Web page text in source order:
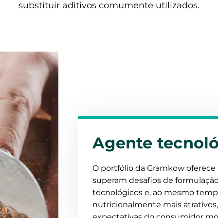
substituir aditivos comumente utilizados.
Agente
O portfólio da Gramkow
superam desafios de
tecnológicos e, ao mesmo
nutricionalmente mais